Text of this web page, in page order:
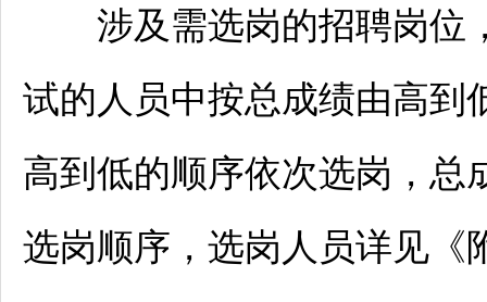
涉及需选岗的招聘岗位
试的人员中按总成绩由高到
高到低的顺序依次选岗，总
选岗顺序，选岗人员详见《